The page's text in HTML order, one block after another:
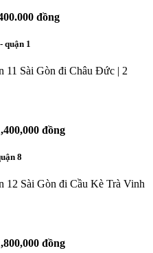
đồng
quận 1
11 Sài Gòn đi Châu Đức | 2
đồng
8
12 Sài Gòn đi Cầu Kè Trà Vinh
đồng